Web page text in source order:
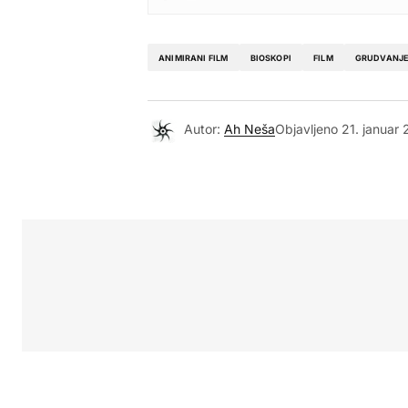
ANIMIRANI FILM BIOSKOPI FILM GRUDVANJE
Autor: Ah NešaObjavljeno 21. januar